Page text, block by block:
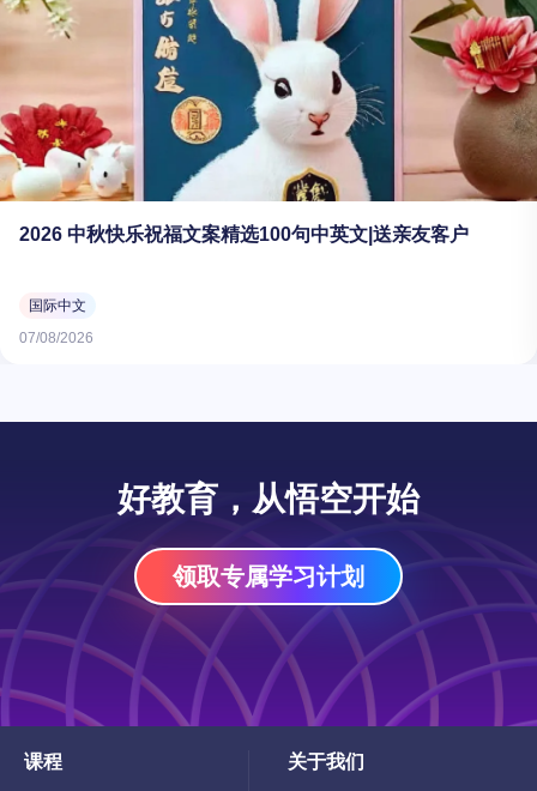
2026 中秋快乐祝福文案精选100句中英文|送亲友客户
国际中文
07/08/2026
好教育，从悟空开始
领取专属学习计划
课程
Toggle
关于我们
Toggle